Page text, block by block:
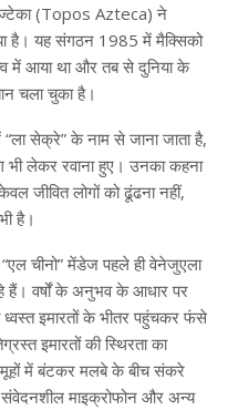
एज्टेका (Topos Azteca) ने
है। यह संगठन 1985 में मैक्सिको
में आया था और तब से दुनिया के
चला चुका है।
सेक्रे” के नाम से जाना जाता है,
भी लेकर रवाना हुए। उनका कहना
जीवित लोगों को ढूंढना नहीं,
है।
चीनो” मेंडेज पहले ही वेनेजुएला
हैं। वर्षों के अनुभव के आधार पर
ध्वस्त इमारतों के भीतर पहुंचकर फंसे
इमारतों की स्थिरता का
में बंटकर मलबे के बीच संकरे
माइक्रोफोन और अन्य